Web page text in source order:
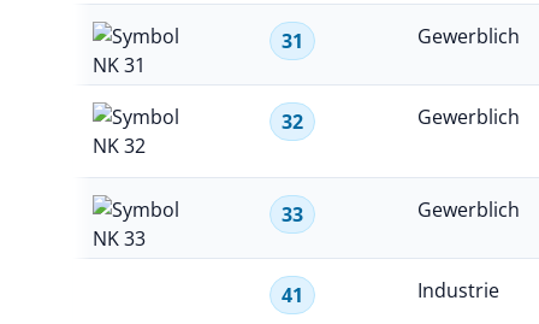
Tiere & Hobbys
31 Gewerblich
32 Gewerblich
33 Gewerblich
41 Industrie